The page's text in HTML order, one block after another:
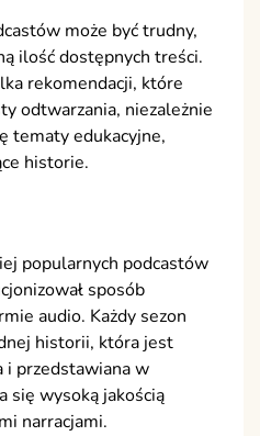
może być trudny,
ilość dostępnych treści.
rekomendacji, które
odtwarzania, niezależnie
tematy edukacyjne,
historie.
popularnych podcastów
sposób
audio. Każdy sezon
historii, która jest
i przedstawiana w
się wysoką jakością
narracjami.